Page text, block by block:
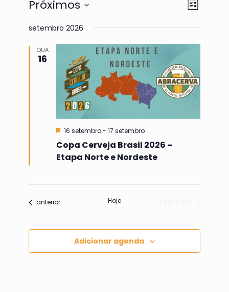
visual
Lista
Próximos
a
setembro 2026
QUA
16
Copa Cerveja Brasil 2026 –
Etapa Norte e Nordeste
Destacado
16 setembro-17 setembro
Eventos
anterior Hoje
Adicionar agenda